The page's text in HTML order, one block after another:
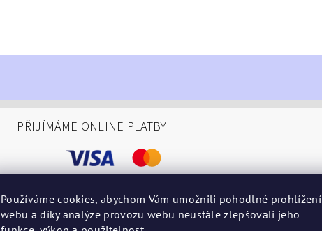
PŘIJÍMÁME ONLINE PLATBY
podminky
Používáme cookies, abychom Vám umožnili pohodlné prohlížení
webu a díky analýze provozu webu neustále zlepšovali jeho